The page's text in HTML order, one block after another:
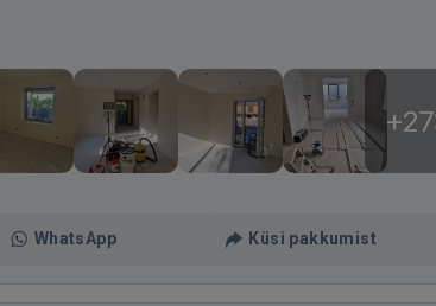
WhatsApp Küsi pakkumist